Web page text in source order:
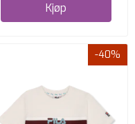
Kjøp
-40%